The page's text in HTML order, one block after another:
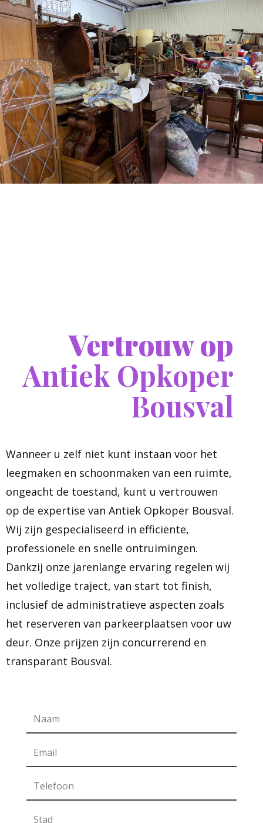
Vertrouw op
Antiek Opkoper
Bousval
Wanneer u zelf niet kunt instaan voor het
leegmaken en schoonmaken van een ruimte,
ongeacht de toestand, kunt u vertrouwen
op de expertise van Antiek Opkoper Bousval.
Wij zijn gespecialiseerd in efficiënte,
professionele en snelle ontruimingen.
Dankzij onze jarenlange ervaring regelen wij
het volledige traject, van start tot finish,
inclusief de administratieve aspecten zoals
het reserveren van parkeerplaatsen voor uw
deur. Onze prijzen zijn concurrerend en
transparant Bousval.